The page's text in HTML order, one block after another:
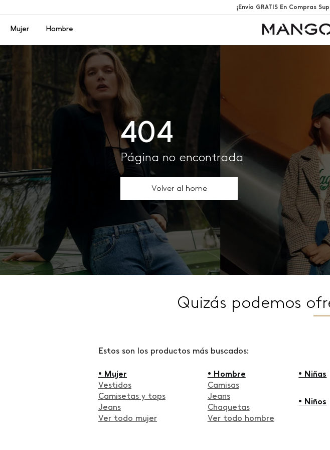
¡Envío GRATIS En Compras
Menú
Mujer Hombre
404
Página no encontrada
Volver al home
Quizás podemos
Estos son los productos más buscados:
• Mujer
Vestidos
Camisetas y tops
Jeans
Ver todo mujer
• Hombre
Camisas
Jeans
Chaquetas
Ver todo hombre
• Niñas
• Niños